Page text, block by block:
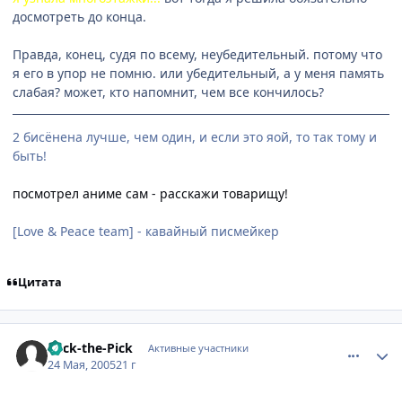
досмотреть до конца.
Правда, конец, судя по всему, неубедительный. потому что
я его в упор не помню. или убедительный, а у меня память
слабая? может, кто напомнит, чем все кончилось?
2 бисёнена лучше, чем один, и если это яой, то так тому и
быть!
посмотрел аниме сам - расскажи товарищу!
[Love & Peace team] - кавайный писмейкер
Цитата
Mick-the-Pick Активные участники
24 Мая, 200521 г